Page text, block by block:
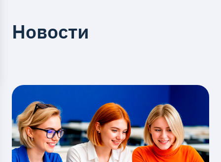
Новости